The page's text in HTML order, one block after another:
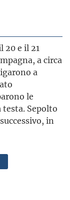
20 e il 21
a circa
a
le
Sepolto
in